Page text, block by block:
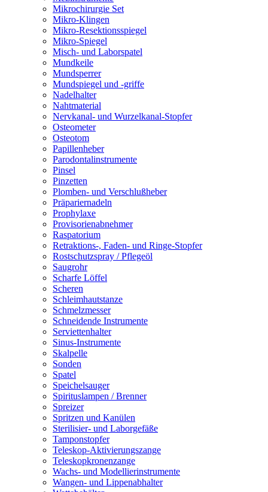
Mikrochirurgie Set
Mikro-Klingen
Mikro-Resektionsspiegel
Mikro-Spiegel
Misch- und Laborspatel
Mundkeile
Mundsperrer
Mundspiegel und -griffe
Nadelhalter
Nahtmaterial
Nervkanal- und Wurzelkanal-Stopfer
Osteometer
Osteotom
Papillenheber
Parodontalinstrumente
Pinsel
Pinzetten
Plomben- und Verschlußheber
Präpariernadeln
Prophylaxe
Provisorienabnehmer
Raspatorium
Retraktions-, Faden- und Ringe-Stopfer
Rostschutzspray / Pflegeöl
Saugrohr
Scharfe Löffel
Scheren
Schleimhautstanze
Schmelzmesser
Schneidende Instrumente
Serviettenhalter
Sinus-Instrumente
Skalpelle
Sonden
Spatel
Speichelsauger
Spirituslampen / Brenner
Spreizer
Spritzen und Kanülen
Sterilisier- und Laborgefäße
Tamponstopfer
Teleskop-Aktivierungszange
Teleskopkronenzange
Wachs- und Modellierinstrumente
Wangen- und Lippenabhalter